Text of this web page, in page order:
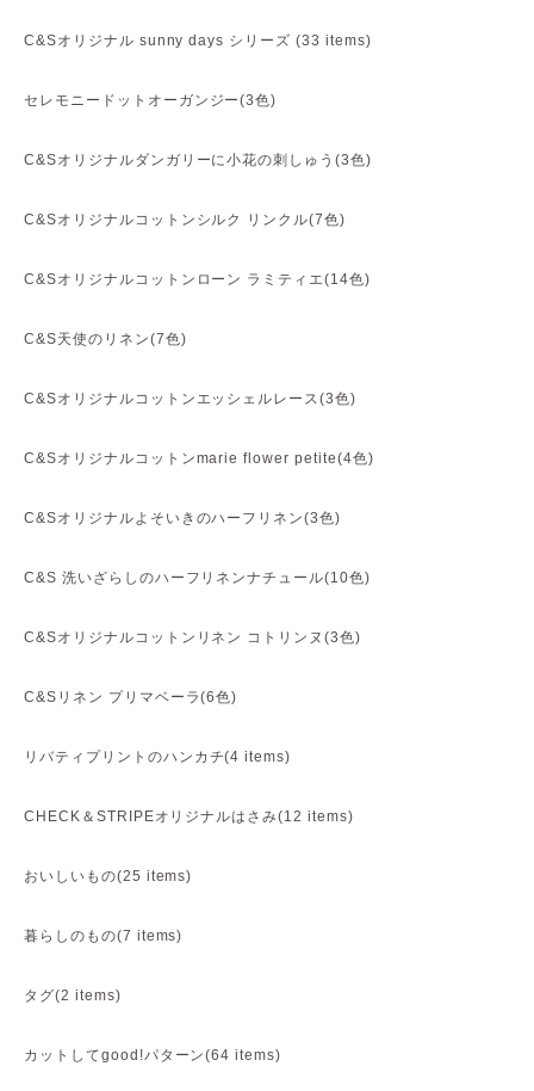
C&Sオリジナル sunny days シリーズ (33 items)
セレモニードットオーガンジー(3色)
C&Sオリジナルダンガリーに小花の刺しゅう(3色)
C&Sオリジナルコットンシルク リンクル(7色)
C&Sオリジナルコットンローン ラミティエ(14色)
C&S天使のリネン(7色)
C&Sオリジナルコットンエッシェルレース(3色)
C&Sオリジナルコットンmarie flower petite(4色)
C&Sオリジナルよそいきのハーフリネン(3色)
C&S 洗いざらしのハーフリネンナチュール(10色)
C&Sオリジナルコットンリネン コトリンヌ(3色)
C&Sリネン プリマベーラ(6色)
リバティプリントのハンカチ(4 items)
CHECK＆STRIPEオリジナルはさみ(12 items)
おいしいもの(25 items)
暮らしのもの(7 items)
タグ(2 items)
カットしてgood!パターン(64 items)